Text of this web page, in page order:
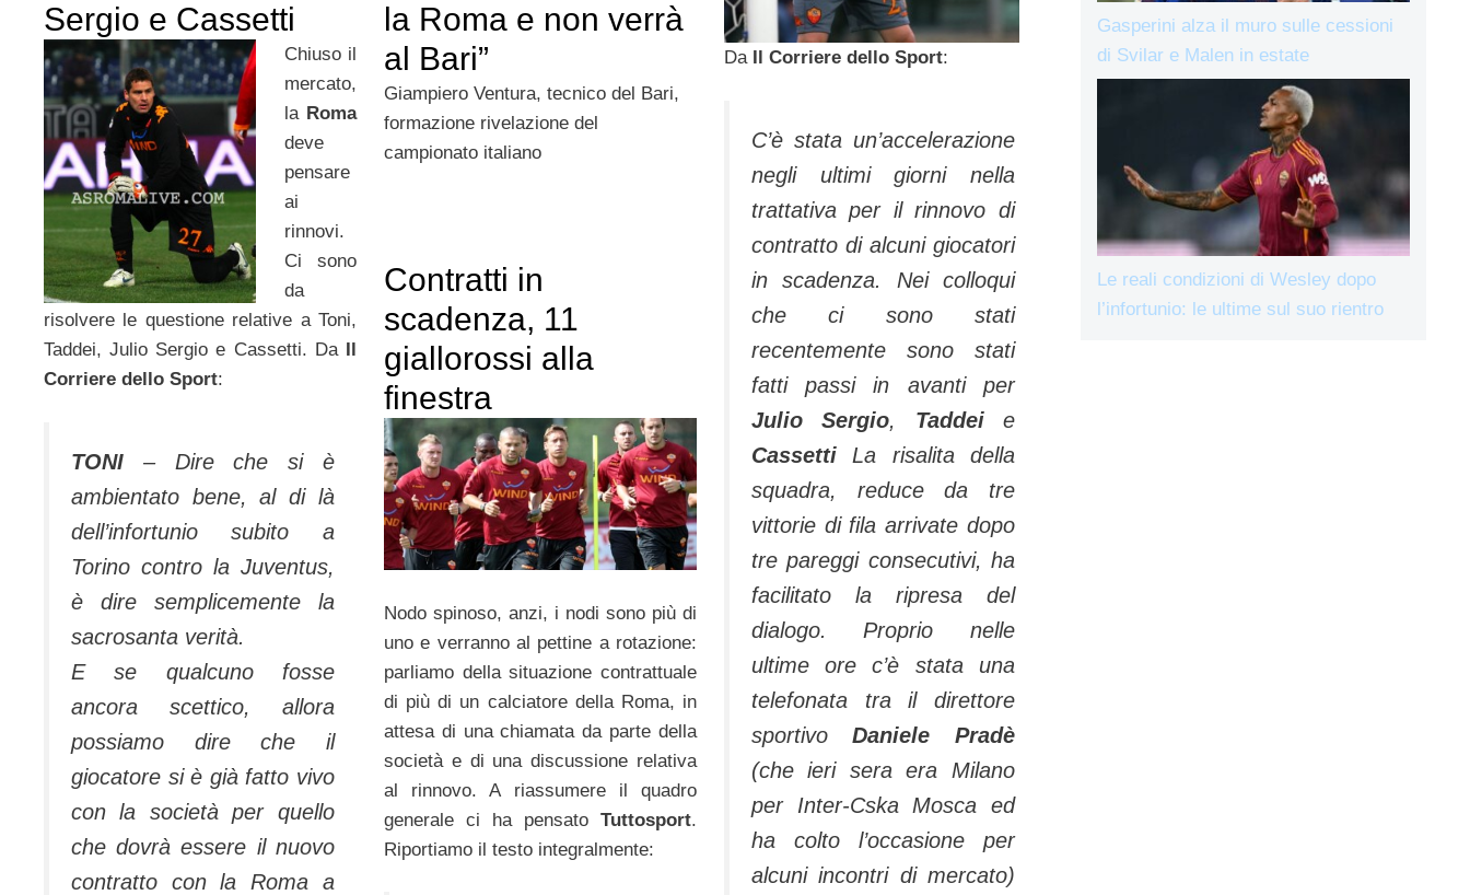
Da Il Corriere dello Sport:
C’è stata un’accelerazione
negli ultimi giorni nella
trattativa per il rinnovo di
contratto di alcuni giocatori
in scadenza. Nei colloqui
che ci sono stati
recentemente sono stati
fatti passi in avanti per
Julio Sergio, Taddeie
CassettiLa risalita della
squadra, reduce da tre
vittorie di fila arrivate dopo
tre pareggi consecutivi, ha
facilitato la ripresa del
dialogo. Proprio nelle
ultime ore c’è stata una
telefonata tra il direttore
sportivoDaniele Pradè
(che ieri sera era Milano
per Inter-Cska Mosca ed
ha colto l’occasione per
alcuni incontri di mercato)
Sergio e Cassetti
Chiuso il
mercato,
la Roma
deve
pensare
ai
rinnovi.
Ci sono
da
risolvere le questione relative a Toni,
Taddei, Julio Sergio e Cassetti. DaIl
Corriere dello Sport:
TONI – Dire che si è
ambientato bene, al di là
dell’infortunio subito a
Torino con­tro la Juventus,
è dire semplicemente la
sacrosanta verità.
E se qualcuno fosse
ancora scettico, allora
possiamo dire che il
giocatore si è già fatto vivo
con la socie­tà per quello
che dovrà essere il nuovo
contratto con la Roma a
la Roma e non verrà
al Bari”
Giampiero Ventura, tecnico del Bari,
formazione rivelazione del
campionato italiano
Contratti in
scadenza, 11
giallorossi alla
finestra
Nodo spinoso, anzi, i nodi sono più di
uno e verranno al pettine a rotazione:
parliamo della situazione contrattuale
di più di un calciatore della Roma, in
attesa di una chiamata da parte della
società e di una discussione relativa
al rinnovo. A riassumere il quadro
generale ci ha pensatoTuttosport.
Riportiamo il testo integralmente:
Gasperini alza il muro sulle cessioni
di Svilar e Malen in estate
Le reali condizioni di Wesley dopo
l’infortunio: le ultime sul suo rientro